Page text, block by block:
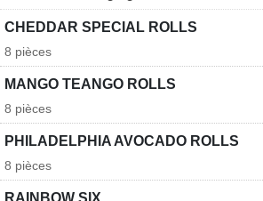
CHEDDAR SPECIAL ROLLS
8 pièces
MANGO TEANGO ROLLS
8 pièces
PHILADELPHIA AVOCADO ROLLS
8 pièces
RAINBOW SIX